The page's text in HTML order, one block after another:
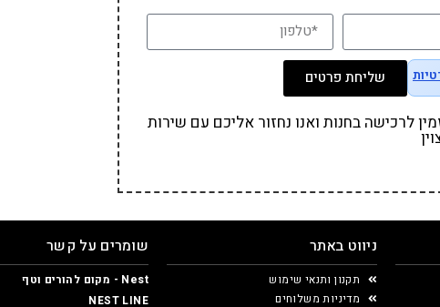
שליחת פרטים
לרכישה בחנות ואנו נחזור אליכם עם שירות
ניווט באתר
תקנון ותנאי שימוש
מדיניות משלוחים
שומרים על קשר
Nest - מקום להורים וטף
NEST LINE